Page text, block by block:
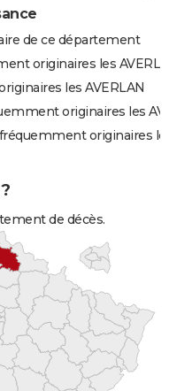
de ce département
originaires les
les AVERLAN
originaires les
originaires
de décès.